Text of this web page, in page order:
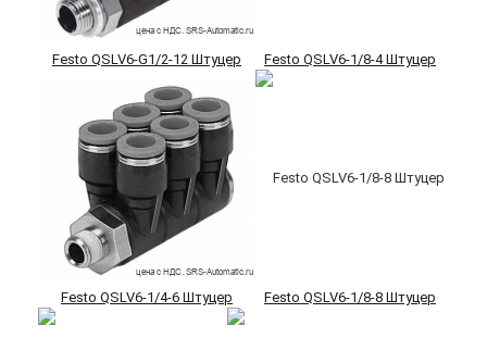
Festo QSLV6-G1/2-12 Штуцер Festo QSLV6-1/8-4 Штуцер
Festo QSLV6-1/4-6 Штуцер Festo QSLV6-1/8-8 Штуцер